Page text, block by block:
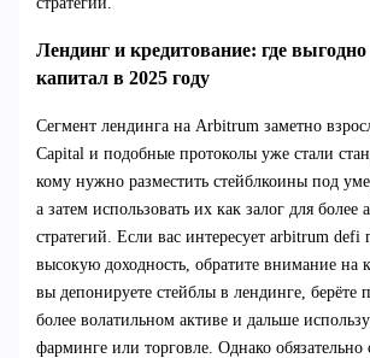
Лендинг и кредитование: где
капитал в 2025 году
Сегмент лендинга на Arbitrum заметно
Capital и подобные протоколы уже стали
кому нужно разместить стейблкоины под
а затем использовать их как залог для более
стратегий. Если вас интересует arbitrum defi
высокую доходность, обратите внимание на
вы депонируете стейблы в лендинге, берёте
более волатильном активе и дальше
фарминге или торговле. Однако обязательно